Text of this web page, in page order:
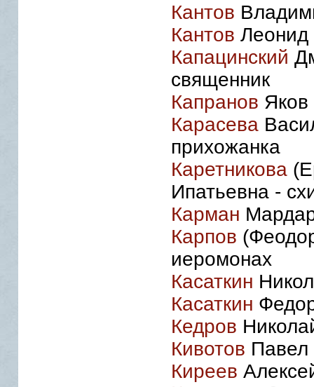
Кантов
Кантов Леонид
Капацинский
священник
Капранов Яков
Карасева
прихожанка
Каретникова
Ипатьевна -
Карман
Карпов
иеромонах
Касаткин
Касаткин
Кедров
Кивотов Павел
Киреев